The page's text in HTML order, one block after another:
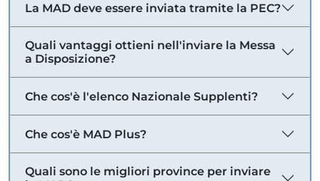
La MAD deve essere inviata tramite la PEC?
Quali vantaggi ottieni nell'inviare la Messa
a Disposizione?
Che cos'è l'elenco Nazionale Supplenti?
Che cos'è MAD Plus?
Quali sono le migliori province per inviare